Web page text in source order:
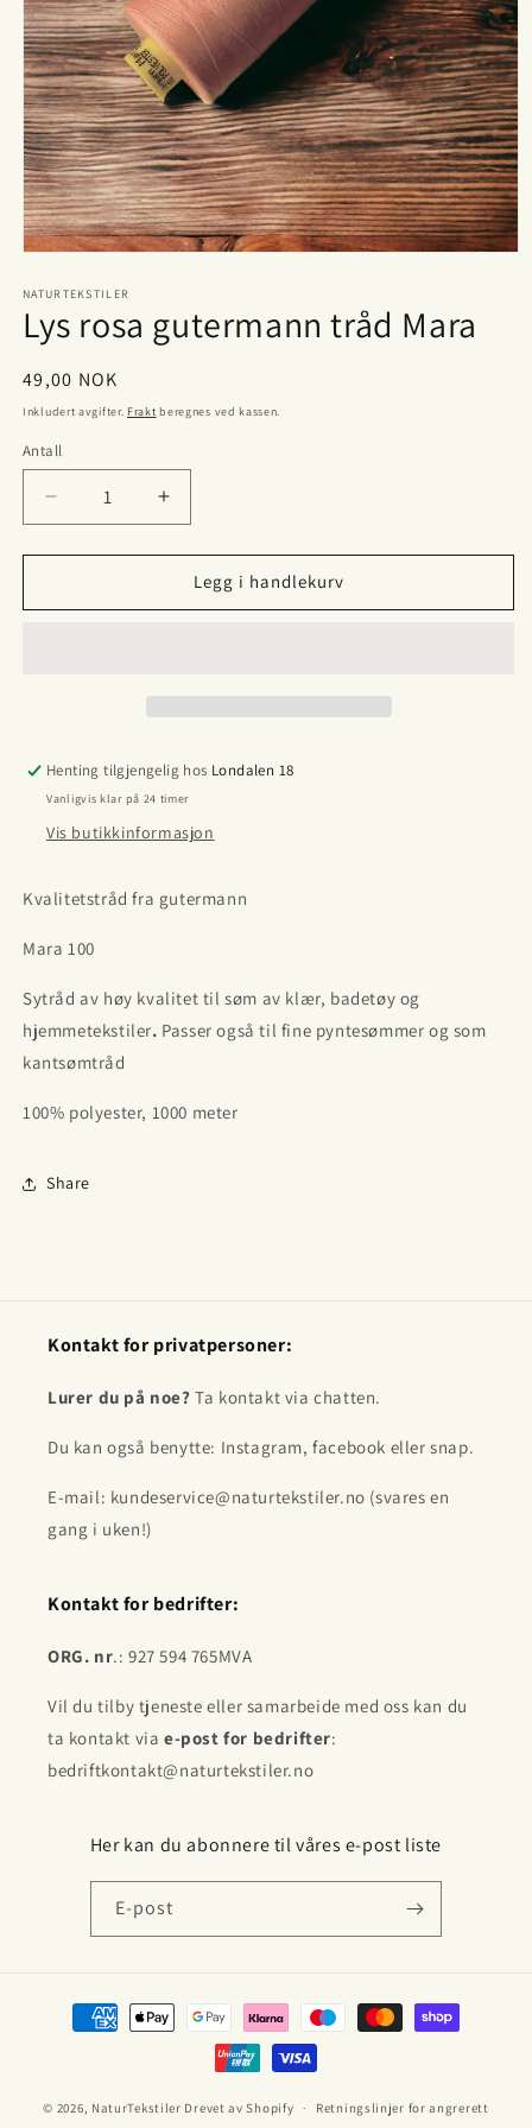
1
i
modal
NATURTEKSTILER
Lys rosa gutermann tråd Mara
Vanlig
pris
49,00 NOK
Inkludert avgifter. Frakt beregnes ved kassen.
Antall
Antall
antallet
for
rosa
Øk
antallet
for
rosa
Legg i handlekurv
Henting tilgjengelig hos Londalen 18
Vanligvis klar på 24 timer
Vis butikkinformasjon
Kvalitetstråd fra gutermann
Mara 100
Sytråd av høy kvalitet til søm av klær, badetøy og
hjemmetekstiler. Passer også til fine pyntesømmer og som
kantsømtråd
100% polyester, 1000 meter
Share
Kontakt for privatpersoner:
Lurer du på noe? Ta kontakt via chatten.
Du kan også benytte: Instagram, facebook eller snap.
E-mail: kundeservice@naturtekstiler.no (svares en
gang i uken!)
Kontakt for bedrifter:
ORG. nr.: 927 594 765MVA
Vil du tilby tjeneste eller samarbeide med oss kan du
ta kontakt via e-post for bedrifter:
bedriftkontakt@naturtekstiler.no
Her kan du abonnere til våres e-post liste
E-post
Betalingsmåter
© 2026, NaturTekstiler Drevet av Shopify Retningslinjer for angrerett